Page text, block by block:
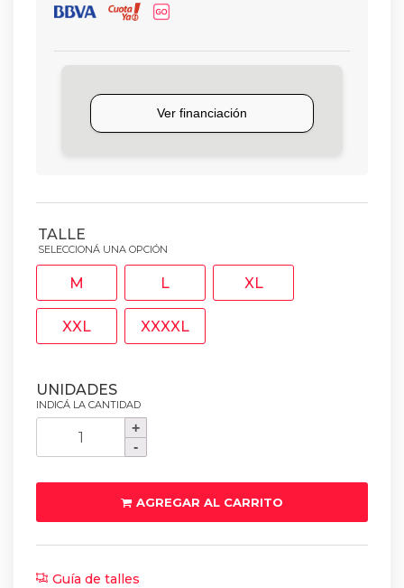
TALLE
M L XL
XXL XXXXL
Hombre
AGREGAR AL CARRITO
Guía de talles